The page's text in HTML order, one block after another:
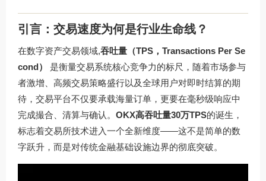
引言：交易速度为何是行业生命线？
在数字资产交易领域,吞吐量（TPS，Transactions Per Se
cond）
是衡量交易系统核心竞争力的标尺，随着市场参与
者激增、高频交易策略盛行以及全球用户对即时结算的期
待，交易平台不仅要承载海量订单，更要在毫秒级响应中
完成撮合、清算与确认。 OKX高吞吐量30万TPS的诞生，
标志着交易所技术进入一个全新维度——这不是简单的数
字跃升，而是对传统金融基础设施边界的彻底突破。